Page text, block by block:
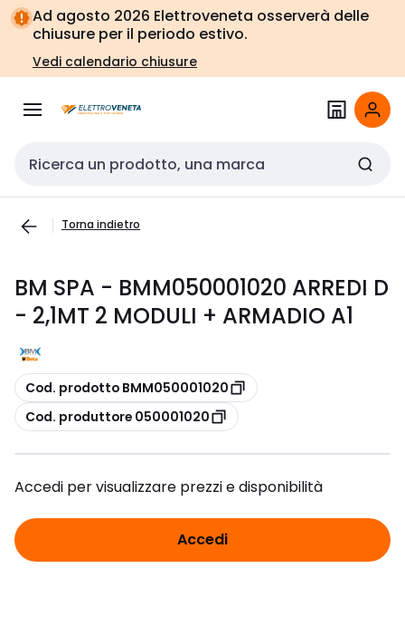
Vai alla
navigazione
Vai
alla
pagina
Ad agosto 2026 Elettroveneta osserverà delle
chiusure per il periodo estivo.
Vedi calendario chiusure
Cerca input
Torna indietro
BM SPA - BMM050001020 ARREDI D
- 2,1MT 2 MODULI + ARMADIO A1
copia
Cod. prodotto BMM050001020
copia
Cod. produttore 050001020
Accedi per visualizzare prezzi e disponibilità
Accedi